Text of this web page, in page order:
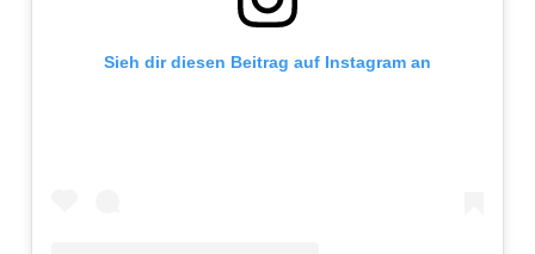
Sieh dir diesen Beitrag auf Instagram an